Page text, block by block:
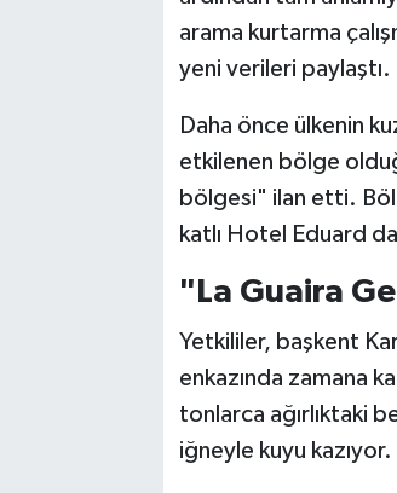
arama kurtarma
yeni verileri paylaştı.
Daha önce ülkenin
etkilenen bölge
bölgesi" ilan etti.
katlı Hotel Eduard
"La Guaira
Yetkililer, başkent
enkazında zamana
tonlarca ağırlıktaki
iğneyle kuyu kazıyor.